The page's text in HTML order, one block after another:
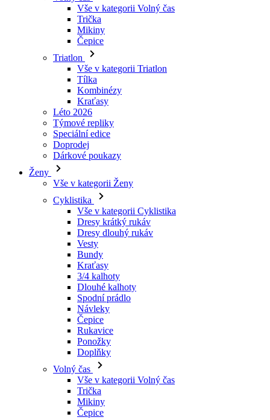
Triatlon
Vše v kategorii Triatlon
Tílka
Kombinézy
Kraťasy
Léto 2026
Týmové repliky
Speciální edice
Doprodej
Dárkové poukazy
Ženy
Vše v kategorii Ženy
Cyklistika
Vše v kategorii Cyklistika
Dresy dlouhý rukáv
Vesty
Bundy
Kraťasy
3/4 kalhoty
Dlouhé kalhoty
Spodní prádlo
Návleky
Čepice
Rukavice
Ponožky
Doplňky
Volný čas
Vše v kategorii Volný čas
Trička
Mikiny
Čepice
Triatlon
Vše v kategorii Triatlon
Tílka
Kombinézy